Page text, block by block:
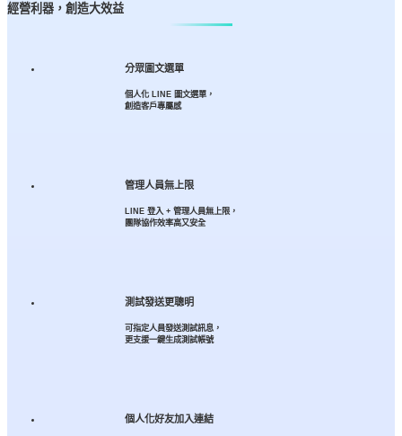
經營利器，創造大效益
分眾圖文選單
個人化 LINE 圖文選單，
創造客戶專屬感
管理人員無上限
LINE 登入 + 管理人員無上限，
團隊協作效率高又安全
測試發送更聰明
可指定人員發送測試訊息，
更支援一鍵生成測試帳號
個人化好友加入連結